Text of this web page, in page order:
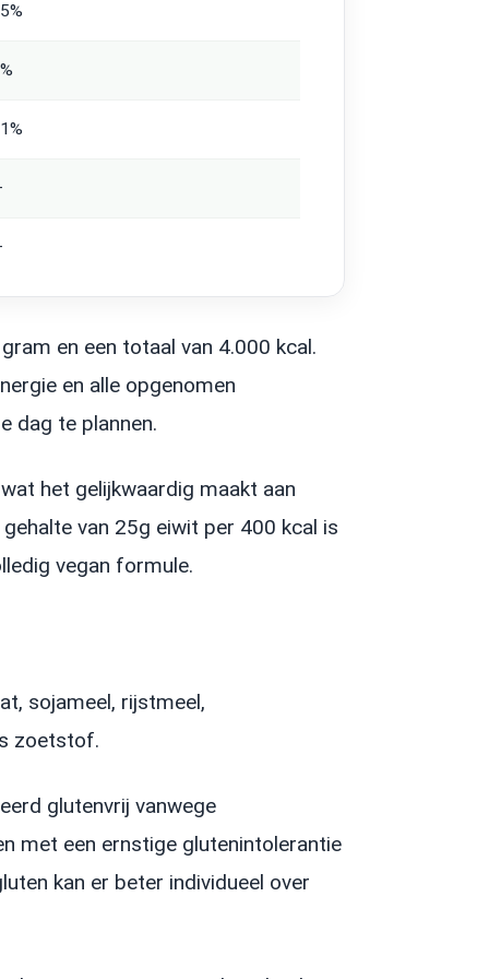
en een totaal van 4.000 kcal.
en alle opgenomen
dag te plannen.
het gelijkwaardig maakt aan
van 25g eiwit per 400 kcal is
vegan formule.
sojameel, rijstmeel,
zoetstof.
glutenvrij vanwege
met een ernstige glutenintolerantie
kan er beter individueel over